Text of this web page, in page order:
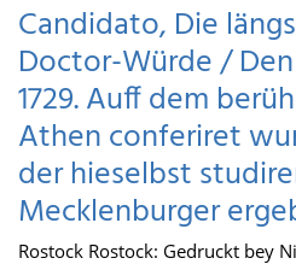
Candidato, Die
Doctor-Würde /
1729. Auff dem
Athen conferiret
der hieselbst
Mecklenburger
Rostock Rostock: Gedruckt bey